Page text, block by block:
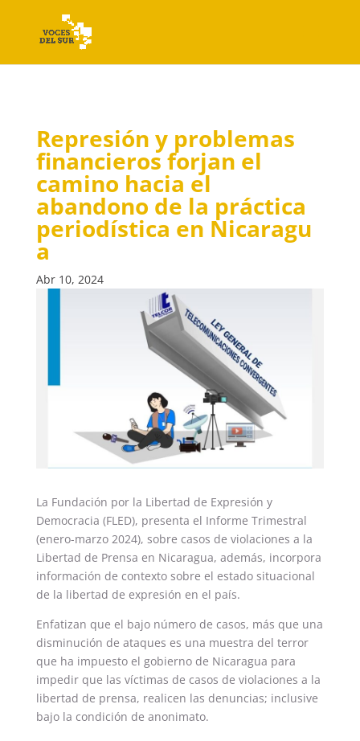
Represión y problemas
financieros forjan el
camino hacia el
abandono de la práctica
periodística en Nicaragu
a
Abr 10, 2024
La Fundación por la Libertad de Expresión y
Democracia (FLED), presenta el Informe Trimestral
(enero-marzo 2024), sobre casos de violaciones a la
Libertad de Prensa en Nicaragua, además, incorpora
información de contexto sobre el estado situacional
de la libertad de expresión en el país.
Enfatizan que el bajo número de casos, más que una
disminución de ataques es una muestra del terror
que ha impuesto el gobierno de Nicaragua para
impedir que las víctimas de casos de violaciones a la
libertad de prensa, realicen las denuncias; inclusive
bajo la condición de anonimato.